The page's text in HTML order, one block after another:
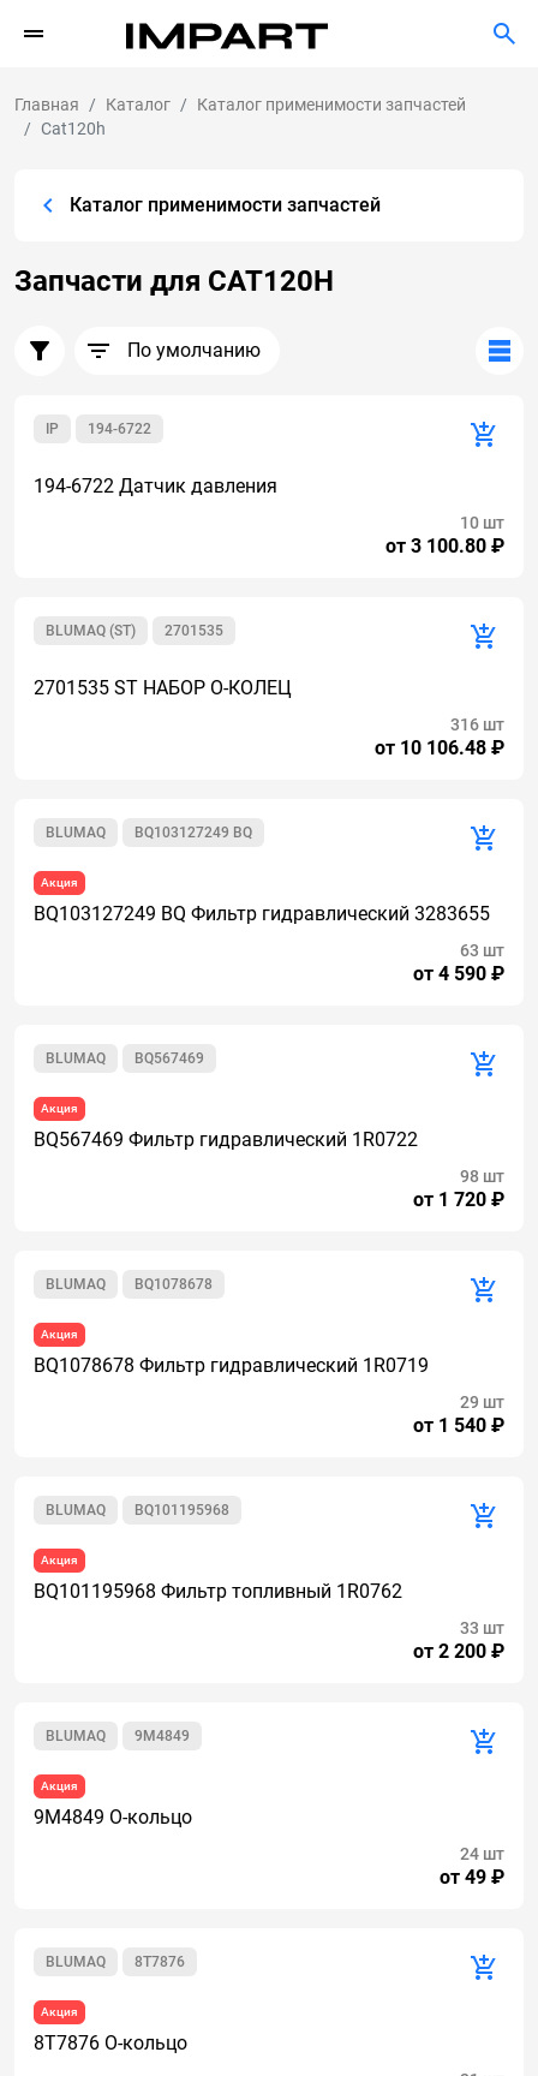
Главная Каталог
Каталог применимости запчастей
Cat120h
Каталог применимости запчастей
Запчасти для CAT120H
По умолчанию
194-6722
IP
194-6722 Датчик давления
от 3 100.80 ₽
10 шт
2701535
BLUMAQ (ST)
2701535 ST НАБОР О-КОЛЕЦ
от 10 106.48 ₽
316 шт
BQ103127249 BQ
BLUMAQ
Акция
BQ103127249 BQ Фильтр гидравлический 3283655
от 4 590 ₽
63 шт
BQ567469
BLUMAQ
Акция
BQ567469 Фильтр гидравлический 1R0722
от 1 720 ₽
98 шт
BQ1078678
BLUMAQ
Акция
BQ1078678 Фильтр гидравлический 1R0719
от 1 540 ₽
29 шт
BQ101195968
BLUMAQ
Акция
BQ101195968 Фильтр топливный 1R0762
от 2 200 ₽
33 шт
9M4849
BLUMAQ
Акция
9M4849 О-кольцо
от 49 ₽
24 шт
8T7876
BLUMAQ
Акция
8T7876 О-кольцо